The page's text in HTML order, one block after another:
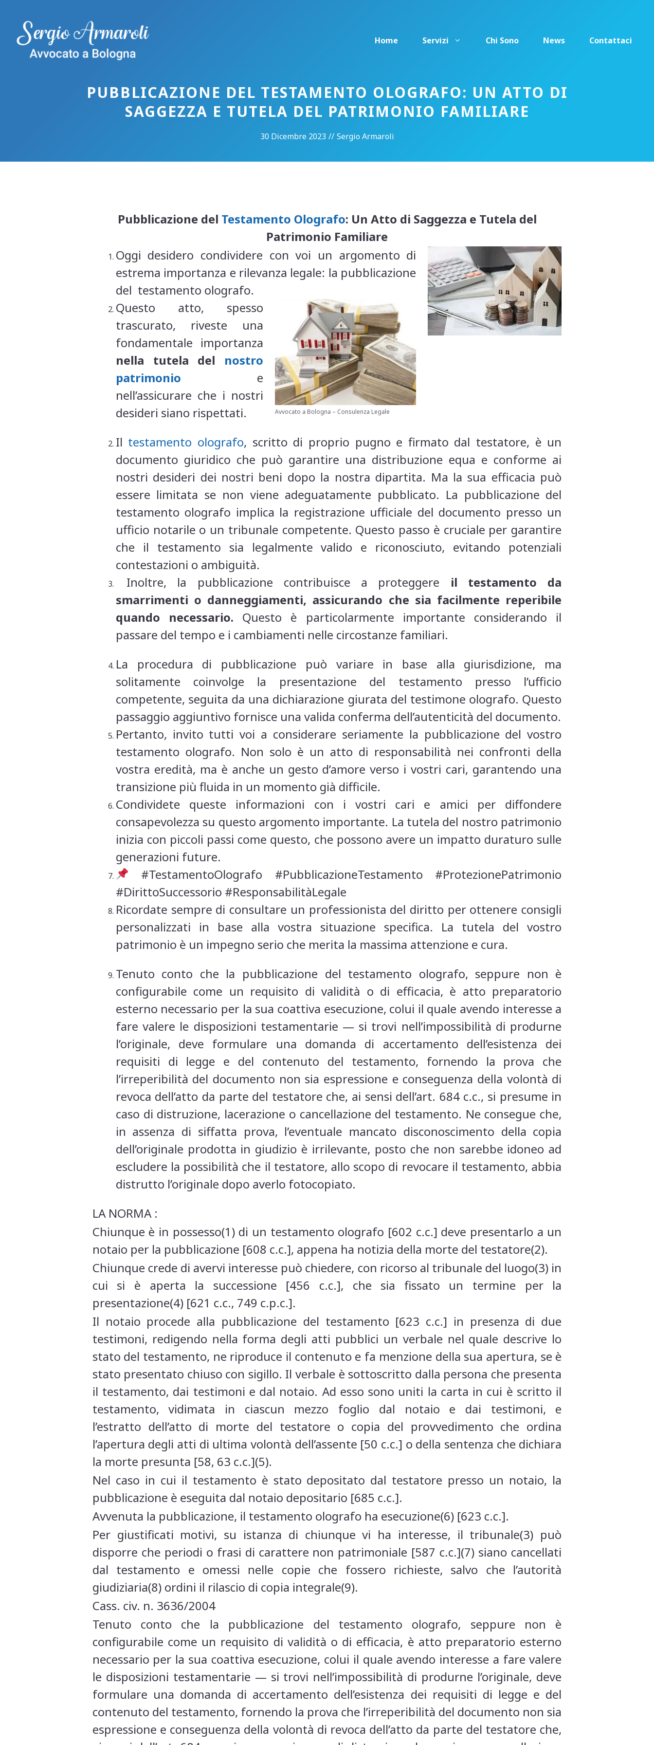
contenuto
Home
Servizi Chi Sono News Contattaci
PUBBLICAZIONE DEL TESTAMENTO OLOGRAFO: UN ATTO DI
SAGGEZZA E TUTELA DEL PATRIMONIO FAMILIARE
30 Dicembre 2023 // Sergio Armaroli
Pubblicazione del Testamento Olografo: Un Atto di Saggezza e Tutela del
Patrimonio Familiare
Oggi desidero condividere con voi un argomento di
estrema importanza e rilevanza legale: la pubblicazione
del testamento olografo.
Avvocato a Bologna – Consulenza Legale
Questo atto, spesso
trascurato, riveste una
fondamentale importanza
nella tutela del nostro
patrimonio e
nell’assicurare che i nostri
desideri siano rispettati.
Il testamento olografo, scritto di proprio pugno e firmato dal testatore, è un
documento giuridico che può garantire una distribuzione equa e conforme ai
nostri desideri dei nostri beni dopo la nostra dipartita. Ma la sua efficacia può
essere limitata se non viene adeguatamente pubblicato. La pubblicazione del
testamento olografo implica la registrazione ufficiale del documento presso un
ufficio notarile o un tribunale competente. Questo passo è cruciale per garantire
che il testamento sia legalmente valido e riconosciuto, evitando potenziali
contestazioni o ambiguità.
Inoltre, la pubblicazione contribuisce a proteggere il testamento da
smarrimenti o danneggiamenti, assicurando che sia facilmente reperibile
quando necessario. Questo è particolarmente importante considerando il
passare del tempo e i cambiamenti nelle circostanze familiari.
La procedura di pubblicazione può variare in base alla giurisdizione, ma
solitamente coinvolge la presentazione del testamento presso l’ufficio
competente, seguita da una dichiarazione giurata del testimone olografo. Questo
passaggio aggiuntivo fornisce una valida conferma dell’autenticità del documento.
Pertanto, invito tutti voi a considerare seriamente la pubblicazione del vostro
testamento olografo. Non solo è un atto di responsabilità nei confronti della
vostra eredità, ma è anche un gesto d’amore verso i vostri cari, garantendo una
transizione più fluida in un momento già difficile.
Condividete queste informazioni con i vostri cari e amici per diffondere
consapevolezza su questo argomento importante. La tutela del nostro patrimonio
inizia con piccoli passi come questo, che possono avere un impatto duraturo sulle
generazioni future.
#TestamentoOlografo #PubblicazioneTestamento #ProtezionePatrimonio
#DirittoSuccessorio #ResponsabilitàLegale
Ricordate sempre di consultare un professionista del diritto per ottenere consigli
personalizzati in base alla vostra situazione specifica. La tutela del vostro
patrimonio è un impegno serio che merita la massima attenzione e cura.
Tenuto conto che la pubblicazione del testamento olografo, seppure non è
configurabile come un requisito di validità o di efficacia, è atto preparatorio
esterno necessario per la sua coattiva esecuzione, colui il quale avendo interesse a
fare valere le disposizioni testamentarie — si trovi nell’impossibilità di produrne
l’originale, deve formulare una domanda di accertamento dell’esistenza dei
requisiti di legge e del contenuto del testamento, fornendo la prova che
l’irreperibilità del documento non sia espressione e conseguenza della volontà di
revoca dell’atto da parte del testatore che, ai sensi dell’art. 684 c.c., si presume in
caso di distruzione, lacerazione o cancellazione del testamento. Ne consegue che,
in assenza di siffatta prova, l’eventuale mancato disconoscimento della copia
dell’originale prodotta in giudizio è irrilevante, posto che non sarebbe idoneo ad
escludere la possibilità che il testatore, allo scopo di revocare il testamento, abbia
distrutto l’originale dopo averlo fotocopiato.
LA NORMA :
Chiunque è in possesso(1) di un testamento olografo [602 c.c.] deve presentarlo a un
notaio per la pubblicazione [608 c.c.], appena ha notizia della morte del testatore(2).
Chiunque crede di avervi interesse può chiedere, con ricorso al tribunale del luogo(3) in
cui si è aperta la successione [456 c.c.], che sia fissato un termine per la
presentazione(4) [621 c.c., 749 c.p.c.].
Il notaio procede alla pubblicazione del testamento [623 c.c.] in presenza di due
testimoni, redigendo nella forma degli atti pubblici un verbale nel quale descrive lo
stato del testamento, ne riproduce il contenuto e fa menzione della sua apertura, se è
stato presentato chiuso con sigillo. Il verbale è sottoscritto dalla persona che presenta
il testamento, dai testimoni e dal notaio. Ad esso sono uniti la carta in cui è scritto il
testamento, vidimata in ciascun mezzo foglio dal notaio e dai testimoni, e
l’estratto dell’atto di morte del testatore o copia del provvedimento che ordina
l’apertura degli atti di ultima volontà dell’assente [50 c.c.] o della sentenza che dichiara
la morte presunta [58, 63 c.c.](5).
Nel caso in cui il testamento è stato depositato dal testatore presso un notaio, la
pubblicazione è eseguita dal notaio depositario [685 c.c.].
Avvenuta la pubblicazione, il testamento olografo ha esecuzione(6) [623 c.c.].
Per giustificati motivi, su istanza di chiunque vi ha interesse, il tribunale(3) può
disporre che periodi o frasi di carattere non patrimoniale [587 c.c.](7) siano cancellati
dal testamento e omessi nelle copie che fossero richieste, salvo che l’autorità
giudiziaria(8) ordini il rilascio di copia integrale(9).
Cass. civ. n. 3636/2004
Tenuto conto che la pubblicazione del testamento olografo, seppure non è
configurabile come un requisito di validità o di efficacia, è atto preparatorio esterno
necessario per la sua coattiva esecuzione, colui il quale avendo interesse a fare valere
le disposizioni testamentarie — si trovi nell’impossibilità di produrne l’originale, deve
formulare una domanda di accertamento dell’esistenza dei requisiti di legge e del
contenuto del testamento, fornendo la prova che l’irreperibilità del documento non sia
espressione e conseguenza della volontà di revoca dell’atto da parte del testatore che,